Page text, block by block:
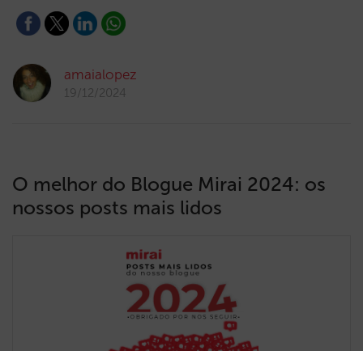
amaialopez
19/12/2024
O melhor do Blogue Mirai 2024: os
nossos posts mais lidos